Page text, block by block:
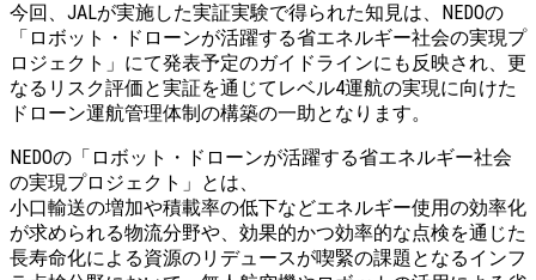
今回、JALが実施した実証実験で得られた知見は、NEDOの
「ロボット・ドローンが活躍する省エネルギー社会の実現プ
ロジェクト」にて発表予定のガイドラインにも反映され、更
なるリスク評価と実証を通じてレベル4運航の実現に向けた
ドローン運航管理体制の構築の一助となります。
NEDOの「ロボット・ドローンが活躍する省エネルギー社会
の実現プロジェクト」とは、
小口輸送の増加や積載率の低下などエネルギー使用の効率化
が求められる物流分野や、効果的かつ効率的な点検を通じた
長寿命化による資源のリデュースが喫緊の課題となるインフ